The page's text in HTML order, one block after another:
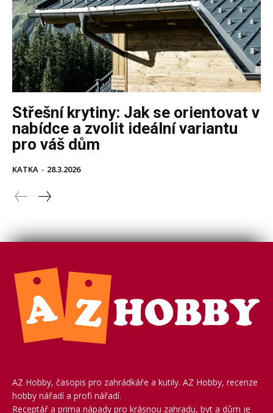
AZ Hobby, časopis pro zahrádkáře a kutily. AZ Hobby, recenze
hobby nářadí a profi nářadí.
Receptář a prima nápady pro krásnou zahradu, byt a dům je